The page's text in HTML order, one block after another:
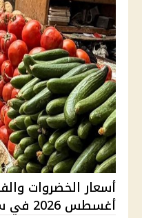
أغسطس 2026 في سوق العبور.. ال...